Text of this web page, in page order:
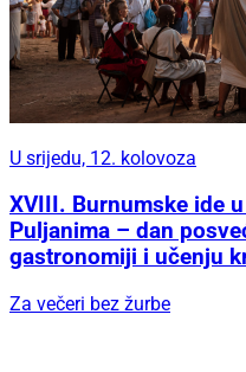
U srijedu, 12. kolovoza
XVIII. Burnumske ide
Puljanima – dan
gastronomiji i učenju
Za večeri bez žurbe